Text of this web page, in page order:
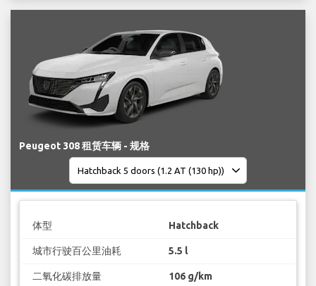
Peugeot 308 租赁车辆 - 规格
体型 Hatchback
城市行驶百公里油耗 5.5 l
二氧化碳排放量 106 g/km